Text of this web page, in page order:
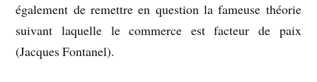
également de remettre en question la fameuse théorie
suivant laquelle le commerce est facteur de paix
(Jacques Fontanel).